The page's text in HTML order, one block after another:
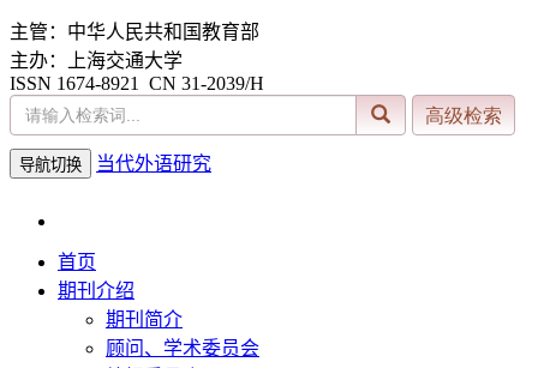
主管：中华人民共和国教育部
主办：上海交通大学
ISSN 1674-8921 CN 31-2039/H
导航切换 当代外语研究
首页
期刊介绍
期刊简介
顾问、学术委员会